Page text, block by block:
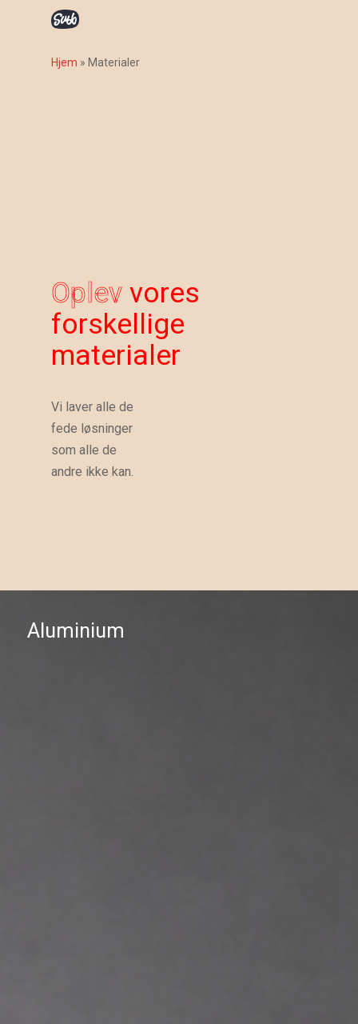
Hjem » Materialer
Oplev vores
forskellige
materialer
Vi laver alle de
fede løsninger
som alle de
andre ikke kan.
Aluminium